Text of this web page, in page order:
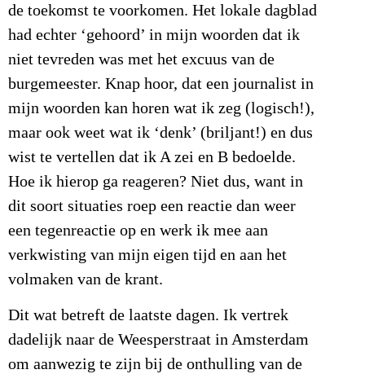
de toekomst te voorkomen. Het lokale dagblad
had echter ‘gehoord’ in mijn woorden dat ik
niet tevreden was met het excuus van de
burgemeester. Knap hoor, dat een journalist in
mijn woorden kan horen wat ik zeg (logisch!),
maar ook weet wat ik ‘denk’ (briljant!) en dus
wist te vertellen dat ik A zei en B bedoelde.
Hoe ik hierop ga reageren? Niet dus, want in
dit soort situaties roep een reactie dan weer
een tegenreactie op en werk ik mee aan
verkwisting van mijn eigen tijd en aan het
volmaken van de krant.
Dit wat betreft de laatste dagen. Ik vertrek
dadelijk naar de Weesperstraat in Amsterdam
om aanwezig te zijn bij de onthulling van de